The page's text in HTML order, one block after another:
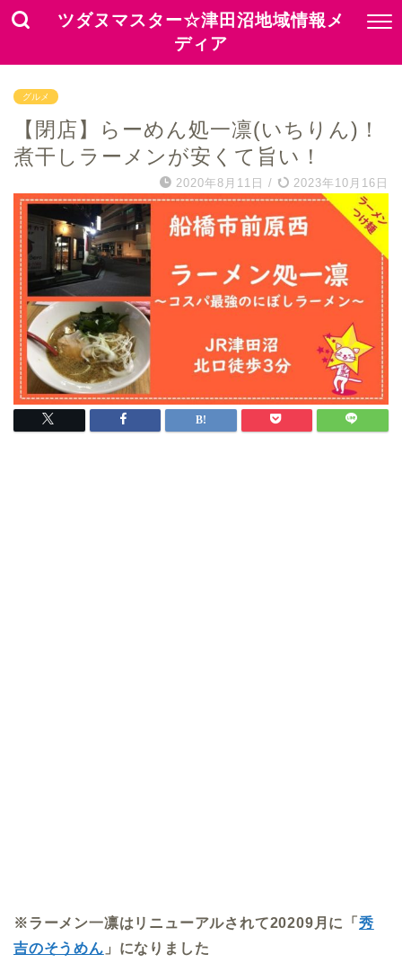
ツダヌマスター☆津田沼地域情報メ
ディア
グルメ
【閉店】らーめん処一凛(いちりん)！
煮干しラーメンが安くて旨い！
2020年8月11日 / 2023年10月16日
※ラーメン一凛はリニューアルされて20209月に「 秀
吉のそうめん 」になりました